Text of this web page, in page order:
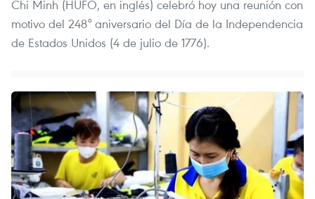
Chi Minh (HUFO, en inglés) celebró hoy una reunión con
motivo del 248° aniversario del Día de la Independencia
de Estados Unidos (4 de julio de 1776).